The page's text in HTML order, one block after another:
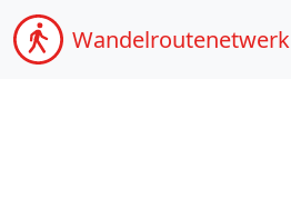
Wandelroutenetwerk